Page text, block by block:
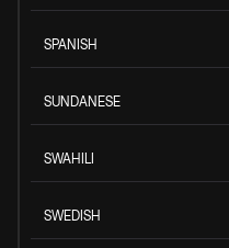
SPANISH
SUNDANESE
SWAHILI
SWEDISH